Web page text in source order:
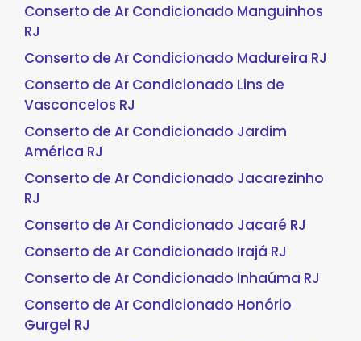
Conserto de Ar Condicionado Manguinhos
RJ
Conserto de Ar Condicionado Madureira RJ
Conserto de Ar Condicionado Lins de
Vasconcelos RJ
Conserto de Ar Condicionado Jardim
América RJ
Conserto de Ar Condicionado Jacarezinho
RJ
Conserto de Ar Condicionado Jacaré RJ
Conserto de Ar Condicionado Irajá RJ
Conserto de Ar Condicionado Inhaúma RJ
Conserto de Ar Condicionado Honório
Gurgel RJ